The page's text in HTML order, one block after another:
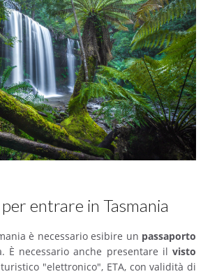
entrare in Tasmania
è necessario esibire un passaporto
È necessario anche presentare il visto
"elettronico", ETA, con validità di